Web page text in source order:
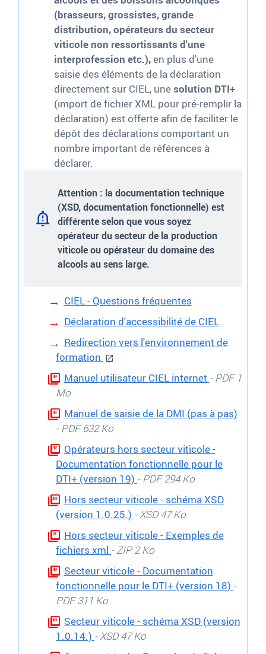
(brasseurs, grossistes, grande
distribution, opérateurs du secteur
viticole non ressortissants d'une
interprofession etc.),en plus d'une
saisie des éléments de la déclaration
directement sur CIEL, unesolution DTI+
(import de fichier XML pour pré-remplir la
déclaration) est offerte afin de faciliter le
dépôt des déclarations comportant un
nombre important de références à
déclarer.
Attention : la documentation technique
(XSD, documentation fonctionnelle) est
différente selon que vous soyez
opérateur du secteur de la production
viticole ou opérateur du domaine des
alcools au sens large.
CIEL - Questions fréquentes
Déclaration d'accessibilité de CIEL
Redirection vers l'environnement de
formation
Manuel utilisateur CIEL internet - PDF 1
Mo
Manuel de saisie de la DMI (pas à pas)
- PDF 632 Ko
Opérateurs hors secteur viticole -
Documentation fonctionnelle pour le
DTI+ (version 19) - PDF 294 Ko
Hors secteur viticole - schéma XSD
(version 1.0.25.) - XSD 47 Ko
Hors secteur viticole - Exemples de
fichiers xml - ZIP 2 Ko
Secteur viticole - Documentation
fonctionnelle pour le DTI+ (version 18) -
PDF 311 Ko
Secteur viticole - schéma XSD (version
1.0.14.) - XSD 47 Ko